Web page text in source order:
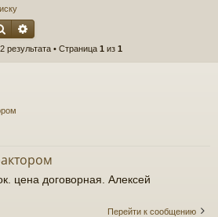
Поиск
результата • Страница 1 из 1
цена договорная. Алексей
Перейти к сообщению